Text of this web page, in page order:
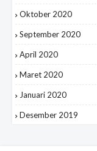
Oktober 2020
September 2020
April 2020
Maret 2020
Januari 2020
Desember 2019